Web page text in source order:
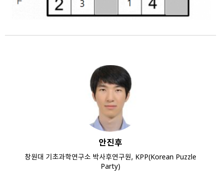
안진후
창원대 기초과학연구소 박사후연구원, KPP(Korean Puzzle
Party)